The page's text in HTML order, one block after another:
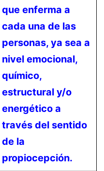
que enferma a
cada una de las
personas, ya sea a
nivel emocional,
químico,
estructural y/o
energético a
través del sentido
de la
propiocepción.